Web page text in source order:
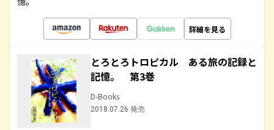
詳細を見る
とろとろトロピカル ある旅の記録と
記憶。 第3巻
D-Books
2018.07.26 発売